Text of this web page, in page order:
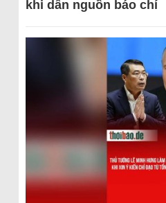
khi dẫn nguồn báo chí